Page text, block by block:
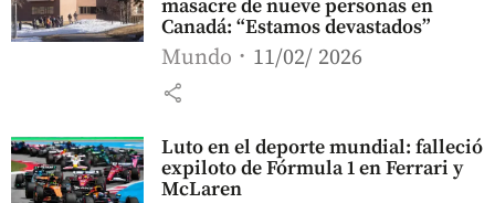
masacre de nueve personas en
Canadá: “Estamos devastados”
Mundo 11/02/ 2026
share
Luto en el deporte mundial: falleció
expiloto de Fórmula 1 en Ferrari y
McLaren